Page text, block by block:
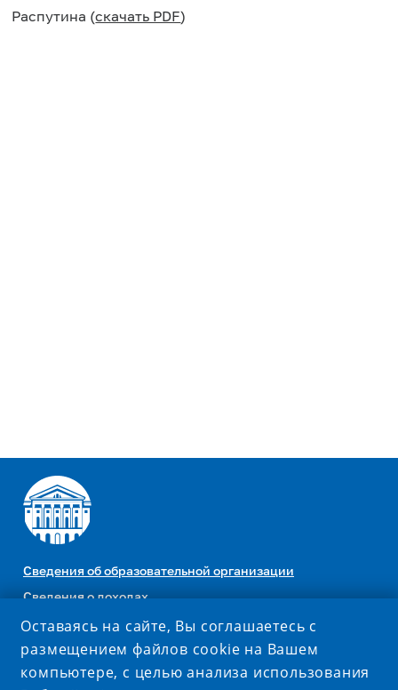
Распутина (скачать PDF)
Сведения об образовательной организации
Сведения о доходах
Комплексная безопасность
Противодействие коррупции
Министерство науки и высшего образования РФ
Оставаясь на сайте, Вы соглашаетесь с
размещением файлов cookie на Вашем
компьютере, с целью анализа использования